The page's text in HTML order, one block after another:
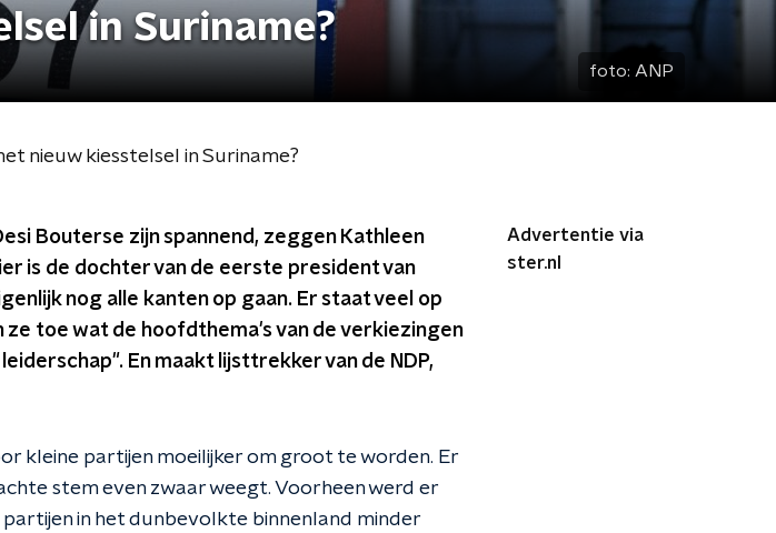
in Suriname?
foto: ANP
nieuw kiesstelsel in Suriname?
Bouterse zijn spannend, zeggen Kathleen
is de dochter van de eerste president van
nog alle kanten op gaan. Er staat veel op
ze toe wat de hoofdthema's van de verkiezingen
En maakt lijsttrekker van de NDP,
kleine partijen moeilijker om groot te worden. Er
stem even zwaar weegt. Voorheen werd er
in het dunbevolkte binnenland minder
Advertentie via
ster.nl